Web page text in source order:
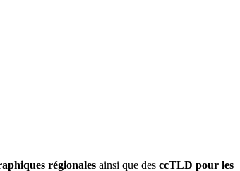
régionales ainsi que des ccTLD pour les